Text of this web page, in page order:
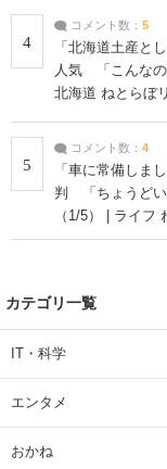
4
コメント数： 5
「北海道土産と
人気 「こんなの
北海道 ねとらぼ
5
コメント数： 4
「車に常備しま
判 「ちょうどい
（1/5） | ライフ
カテゴリ一覧
IT・科学
エンタメ
おかね